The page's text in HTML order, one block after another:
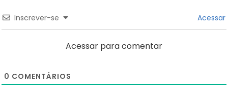
Inscrever-se Acessar
Acessar para comentar
0 COMENTÁRIOS